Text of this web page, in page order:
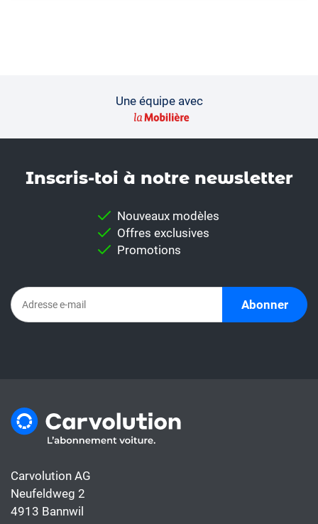
Une équipe avec
Inscris-toi à notre news­letter
Nouveaux modèles
Offres exclusives
Promotions
Abonner
Carvolution AG
Neufeldweg 2
4913 Bannwil